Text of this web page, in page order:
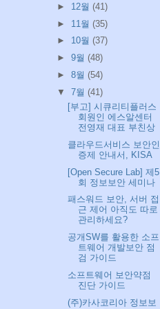
► 12월 (41)
► 11월 (35)
► 10월 (37)
► 9월 (48)
► 8월 (54)
▼ 7월 (41)
[부고] 시큐리티플러스
회원인 에스알센터
전영재 대표 부친상
클라우드서비스 보안인
증제 안내서, KISA
[Open Secure Lab] 제5
회 정보보안 세미나
패스워드 보안, 서버 접
근 제어 아직도 따로
관리하세요?
공개SW를 활용한 소프
트웨어 개발보안 점
검 가이드
소프트웨어 보안약점
진단 가이드
(주)카사코리아 정보보